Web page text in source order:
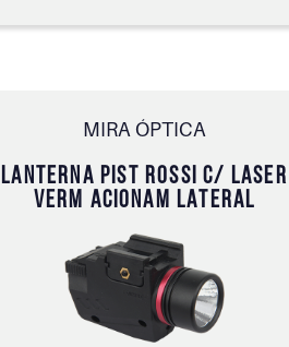
MIRA ÓPTICA
LANTERNA PIST ROSSI C/ LASER
VERM ACIONAM LATERAL